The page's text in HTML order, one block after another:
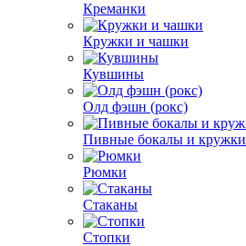
Креманки
Кружки и чашки
Кувшины
Олд фэшн (рокс)
Пивные бокалы и кружки
Рюмки
Стаканы
Стопки